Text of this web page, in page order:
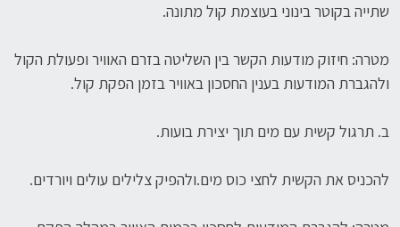
שתייה בקוטר בינוני בעוצמת קול מתונה.
מטרה: חיזוק מודעות הקשר בין השליטה בזרם האוויר ופעולת הקול
ולהגברת המודעות בענין החסכון באוויר בזמן הפקת קול.
ב. תרגול קשית עם מים תוך יצירת בועות.
להכניס את הקשית לחצי כוס מים.ולהפיק צלילים עולים ויורדים.